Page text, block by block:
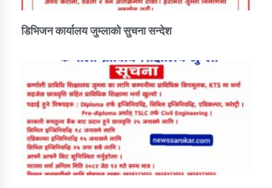
तातोपानी गाउँपालिका जुम्लाको महिला तथा लैङ्गिक हिंसा
सम्बन्धी सूचना सन्देश
तातोपानी गाउँपालिका जुम्लाको महिनावारी सम्बन्धिकाे
तातोपानी गाउँपालिका जुम्लाको बालविवाह सन्देश
तातोपानी गाउँपालिका जुम्लाको सूचना
डिभिजन कार्यालय जुम्लाको सुचना सन्देश